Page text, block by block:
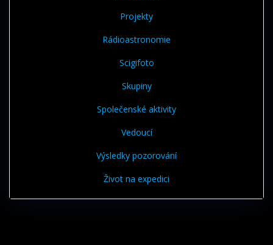
Projekty
Rádioastronomie
Scigifoto
Skupiny
Společenské aktivity
Vedoucí
Výsledky pozorování
Život na expedici